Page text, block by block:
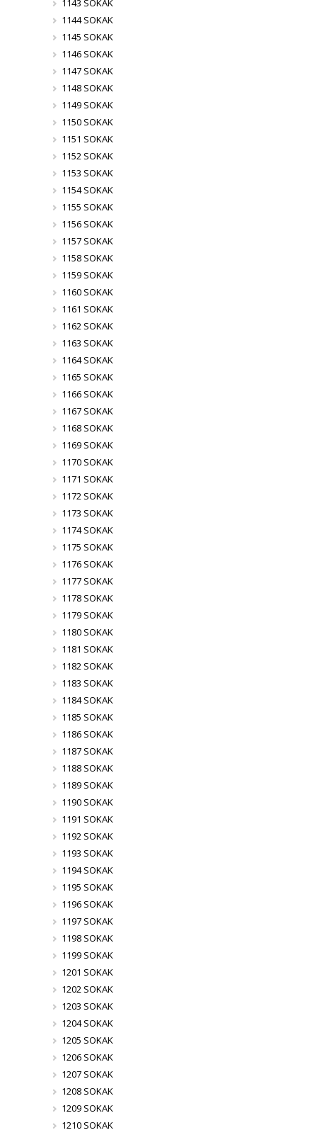
1143 SOKAK
1144 SOKAK
1145 SOKAK
1146 SOKAK
1147 SOKAK
1148 SOKAK
1149 SOKAK
1150 SOKAK
1151 SOKAK
1152 SOKAK
1153 SOKAK
1154 SOKAK
1155 SOKAK
1156 SOKAK
1157 SOKAK
1158 SOKAK
1159 SOKAK
1160 SOKAK
1161 SOKAK
1162 SOKAK
1163 SOKAK
1164 SOKAK
1165 SOKAK
1166 SOKAK
1167 SOKAK
1168 SOKAK
1169 SOKAK
1170 SOKAK
1171 SOKAK
1172 SOKAK
1173 SOKAK
1174 SOKAK
1175 SOKAK
1176 SOKAK
1177 SOKAK
1178 SOKAK
1179 SOKAK
1180 SOKAK
1181 SOKAK
1182 SOKAK
1183 SOKAK
1184 SOKAK
1185 SOKAK
1186 SOKAK
1187 SOKAK
1188 SOKAK
1189 SOKAK
1190 SOKAK
1191 SOKAK
1192 SOKAK
1193 SOKAK
1194 SOKAK
1195 SOKAK
1196 SOKAK
1197 SOKAK
1198 SOKAK
1199 SOKAK
1201 SOKAK
1202 SOKAK
1203 SOKAK
1204 SOKAK
1205 SOKAK
1206 SOKAK
1207 SOKAK
1208 SOKAK
1209 SOKAK
1210 SOKAK